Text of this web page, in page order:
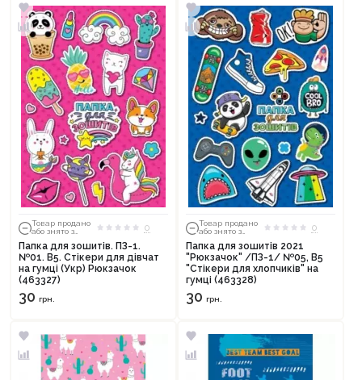
Товар продано
або знято з
0
Папка для зошитів. ПЗ-1.
№01. В5. Стікери для дівчат
на гумці (Укр) Рюкзачок
(463327)
30 грн.
Товар продано
або знято з
0
Папка для зошитів 2021
"Рюкзачок" /ПЗ-1/ №05, В5
"Стікери для хлопчиків" на
гумці (463328)
30 грн.